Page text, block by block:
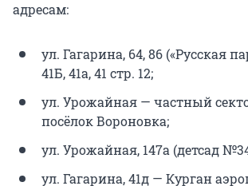
адресам:
ул. Гагарина, 64, 86 («Русская
41Б, 41а, 41 стр. 12;
ул. Урожайная — частный
посёлок Вороновка;
ул. Урожайная, 147а (детсад
ул. Гагарина, 41д — Курган